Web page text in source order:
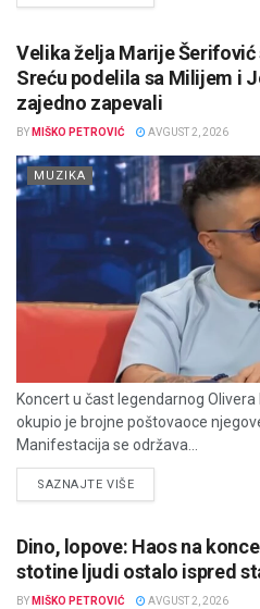
Velika želja Marije
Sreću podelila sa Milijem i
zajedno zapevali
BY MIŠKO PETROVIĆ AVGUST 2, 2026
MUZIKA
Koncert u čast legendarnog
okupio je brojne poštovaoce
Manifestacija se održava...
SAZNAJTE VIŠEDETAILS
Dino, lopove: Haos na
stotine ljudi ostalo ispred
BY MIŠKO PETROVIĆ AVGUST 2, 2026